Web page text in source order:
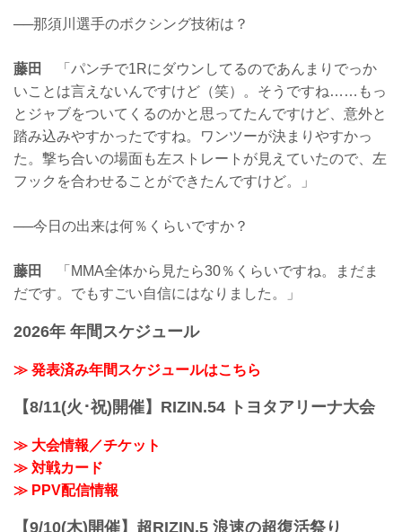
──那須川選手のボクシング技術は？
藤田
「パンチで1Rにダウンしてるのであんまりでっか
いことは言えないんですけど（笑）。そうですね……もっ
とジャブをついてくるのかと思ってたんですけど、意外と
踏み込みやすかったですね。ワンツーが決まりやすかっ
た。撃ち合いの場面も左ストレートが見えていたので、左
フックを合わせることができたんですけど。」
──今日の出来は何％くらいですか？
藤田
「MMA全体から見たら30％くらいですね。まだま
だです。でもすごい自信にはなりました。」
2026年 年間スケジュール
≫ 発表済み年間スケジュールはこちら
【8/11(火･祝)開催】RIZIN.54 トヨタアリーナ大会
≫ 大会情報／チケット
≫ 対戦カード
≫ PPV配信情報
【9/10(木)開催】超RIZIN.5 浪速の超復活祭り